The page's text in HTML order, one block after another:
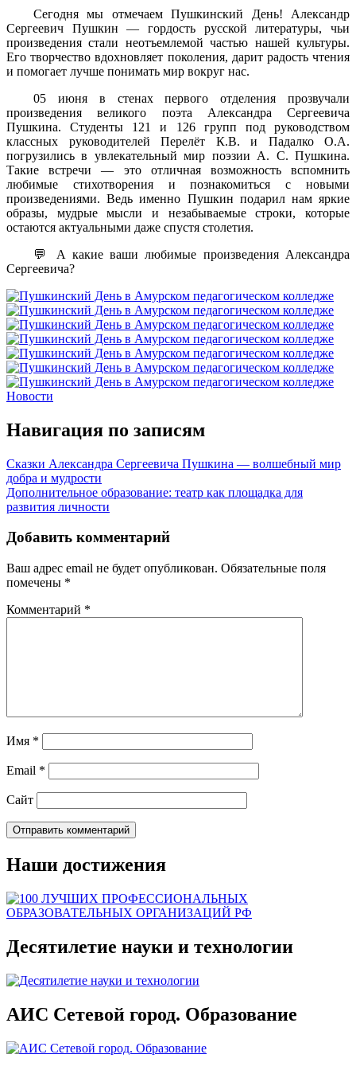
Сегодня мы отмечаем Пушкинский День! Александр
Сергеевич Пушкин — гордость русской литературы, чьи
произведения стали неотъемлемой частью нашей культуры.
Его творчество вдохновляет поколения, дарит радость чтения
и помогает лучше понимать мир вокруг нас.
05 июня в стенах первого отделения прозвучали
произведения великого поэта Александра Сергеевича
Пушкина. Студенты 121 и 126 групп под руководством
классных руководителей Перелёт К.В. и Падалко О.А.
погрузились в увлекательный мир поэзии А. С. Пушкина.
Такие встречи — это отличная возможность вспомнить
любимые стихотворения и познакомиться с новыми
произведениями. Ведь именно Пушкин подарил нам яркие
образы, мудрые мысли и незабываемые строки, которые
остаются актуальными даже спустя столетия.
💬 А какие ваши любимые произведения Александра
Сергеевича?
Новости
Навигация по записям
Сказки Александра Сергеевича Пушкина — волшебный мир
добра и мудрости
Дополнительное образование: театр как площадка для
развития личности
Добавить комментарий
Ваш адрес email не будет опубликован. Обязательные поля
помечены *
Комментарий *
Имя *
Email *
Сайт
Наши достижения
Десятилетие науки и технологии
АИС Сетевой город. Образование